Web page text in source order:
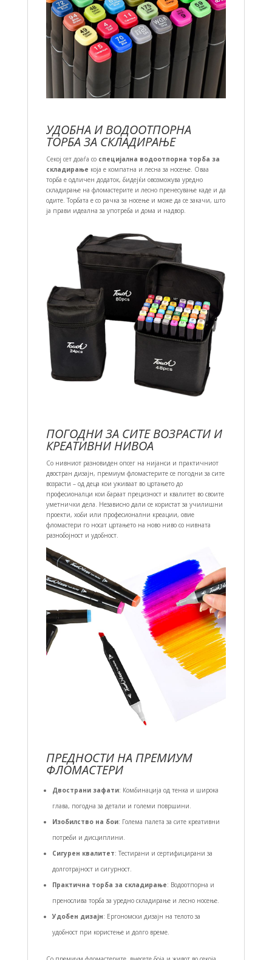
УДОБНА И ВОДООТПОРНА
ТОРБА ЗА СКЛАДИРАЊЕ
Секој сет доаѓа со специјална водоотпорна торба за
складирање која е компатна и лесна за носење. Оваа
торба е одличен додаток, бидејќи овозможува уредно
складирање на фломастерите и лесно пренесување каде и да
одите. Торбата е со рачка за носење и може да се закачи, што
ја прави идеална за употреба и дома и надвор.
ПОГОДНИ ЗА СИТЕ ВОЗРАСТИ И
КРЕАТИВНИ НИВОА
Со нивниот разновиден опсег на нијанси и практичниот
двостран дизајн, премиум фломастерите се погодни за сите
возрасти – од деца кои уживаат во цртањето до
професионалци кои бараат прецизност и квалитет во своите
уметнички дела. Независно дали се користат за училишни
проекти, хоби или професионални креации, овие
фломастери го носат цртањето на ново ниво со нивната
разнобојност и удобност.
ПРЕДНОСТИ НА ПРЕМИУМ
ФЛОМАСТЕРИ
Двострани зафати: Комбинација од тенка и широка
глава, погодна за детали и големи површини.
Изобилство на бои: Голема палета за сите креативни
потреби и дисциплини.
Сигурен квалитет: Тестирани и сертифицирани за
долготрајност и сигурност.
Практична торба за складирање: Водоотпорна и
пренослива торба за уредно складирање и лесно носење.
Удобен дизајн: Ергономски дизајн на телото за
удобност при користење и долго време.